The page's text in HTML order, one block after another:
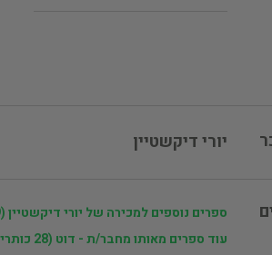
יורי דיקשטיין
ספרים נוספים למכירה של יורי דיקשטיין (3,019 כותרים)
עוד ספרים מאותו מחבר/ת - דוט (28 כותרים)